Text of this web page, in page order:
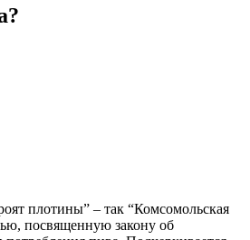
плотины” – так “Комсомольская
посвященную закону об